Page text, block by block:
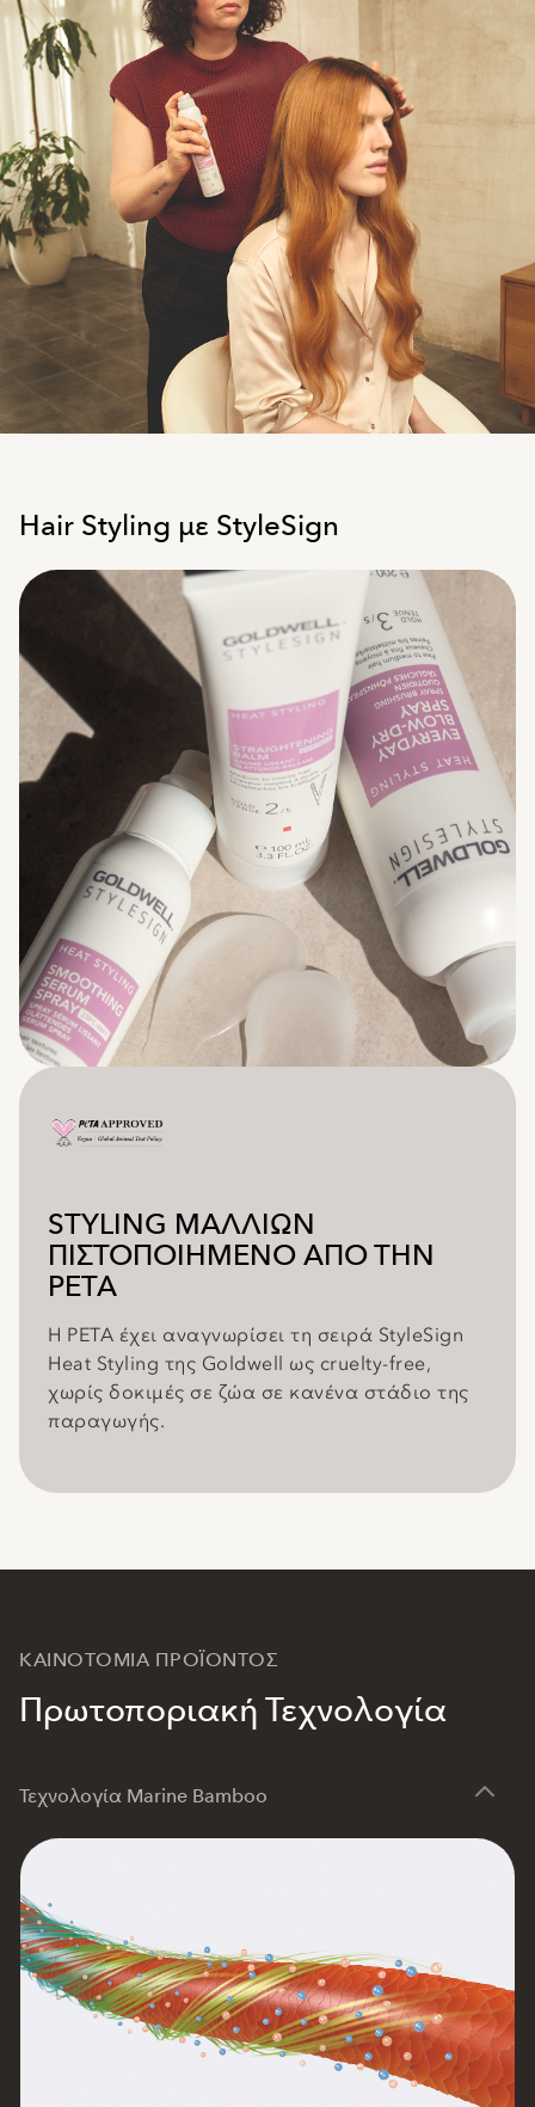
Hair Styling με StyleSign
STYLING ΜΑΛΛΙΩΝ
ΠΙΣΤΟΠΟΙΗΜΕΝΟ ΑΠΟ ΤΗΝ
PETA
Η PETA έχει αναγνωρίσει τη σειρά StyleSign
Heat Styling της Goldwell ως cruelty-free,
χωρίς δοκιμές σε ζώα σε κανένα στάδιο της
παραγωγής.
ΚΑΙΝΟΤΟΜΙΑ ΠΡΟΪΟΝΤΟΣ
Πρωτοποριακή Τεχνολογία
Τεχνολογία Marine Bamboo